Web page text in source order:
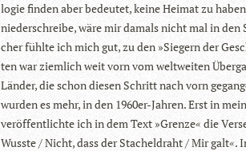
lo­gie fin­den aber bedeu­tet, keine Hei­mat zu
nie­der­schreibe, wäre mir damals nicht mal in
cher fühlte ich mich gut, zu den »Sie­gern der
ten war ziem­lich weit vorn vom welt­wei­ten
Län­der, die schon die­sen Schritt nach vorn
wur­den es mehr, in den 1960er-Jah­ren. Erst in
ver­öf­fent­lichte ich in dem Text »Grenze« die
Wusste / Nicht, dass der Sta­chel­draht / Mir galt«.